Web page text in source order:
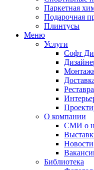
Паркетная
Подарочная
Плинтусы
Меню
Услуги
Софт
О компании
СМИ о
Новости
Библиотека